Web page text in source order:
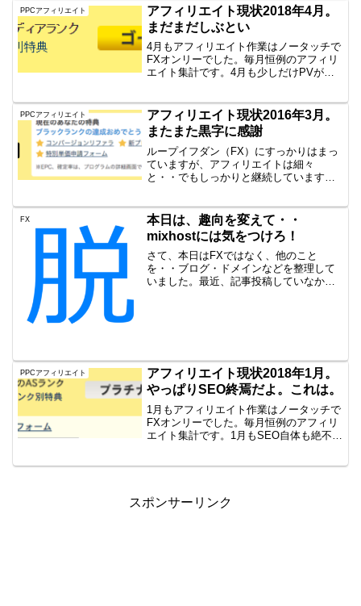
るのですが、それ以外の商材の層が薄く
てヒヤヒヤしてます。爆発...
PPCアフィリエイト
アフィリエイト現状2018年4月。
まだまだしぶとい
4月もアフィリエイト作業はノータッチで
FXオンリーでした。毎月恒例のアフィリ
エイト集計です。4月も少しだけPVが激
頑張れ私のサイトたち！先月とおんなじ
こと言ってます。結...
PPCアフィリエイト
アフィリエイト現状2016年3月。
またまた黒字に感謝
ループイフダン（FX）にすっかりはまっ
ていますが、アフィリエイトは細々
と・・でもしっかりと継続しています。
ますが、エースAのPPCをストップしま
した。その影響でエース...
FX
本日は、趣向を変えて・・
mixhostには気をつけろ！
さて、本日はFXではなく、他のこと
を・・ブログ・ドメインなどを整理して
いました。最近、記事投稿していなかっ
PPCアフィリエイト
アフィリエイト現状2018年1月。
やっぱりSEO終焉だよ。これは。
1月もアフィリエイト作業はノータッチで
FXオンリーでした。毎月恒例のアフィリ
エイト集計です。1月もSEO自体も絶不調
スポンサーリンク